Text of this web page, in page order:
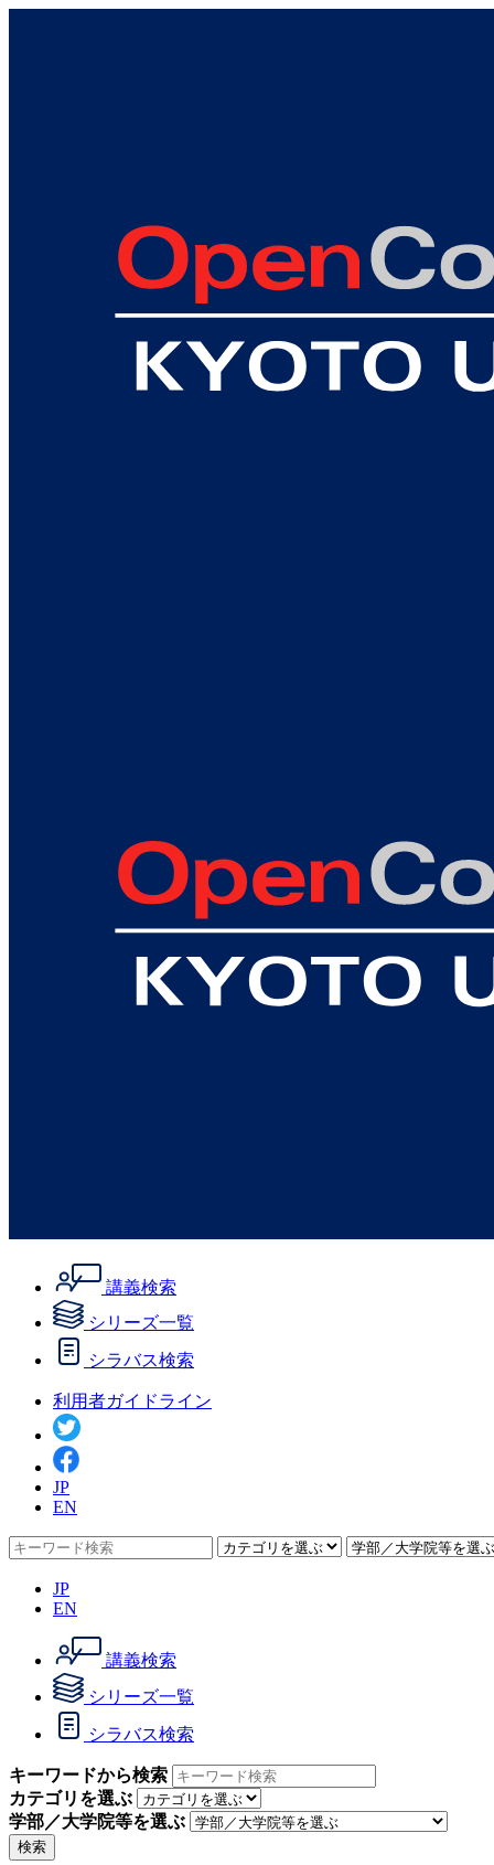
講義検索
シリーズ一覧
シラバス検索
利用者ガイドライン
JP
EN
JP
EN
講義検索
シリーズ一覧
シラバス検索
キーワードから検索
カテゴリを選ぶ
学部／大学院等を選ぶ
検索